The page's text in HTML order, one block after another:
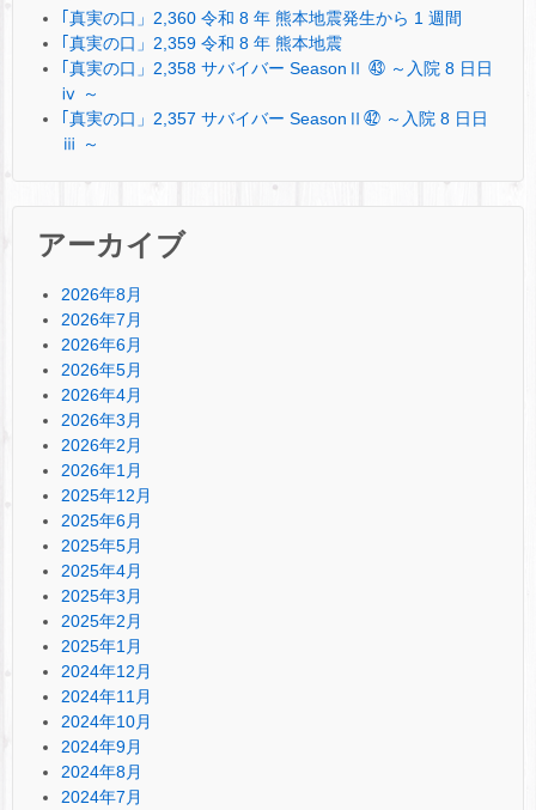
｢真実の口」2,360 令和 8 年 熊本地震発生から 1 週間
｢真実の口」2,359 令和 8 年 熊本地震
｢真実の口」2,358 サバイバー SeasonⅡ ㊸ ～入院 8 日日
ⅳ ～
｢真実の口」2,357 サバイバー SeasonⅡ㊷ ～入院 8 日日
ⅲ ～
アーカイブ
2026年8月
2026年7月
2026年6月
2026年5月
2026年4月
2026年3月
2026年2月
2026年1月
2025年12月
2025年6月
2025年5月
2025年4月
2025年3月
2025年2月
2025年1月
2024年12月
2024年11月
2024年10月
2024年9月
2024年8月
2024年7月